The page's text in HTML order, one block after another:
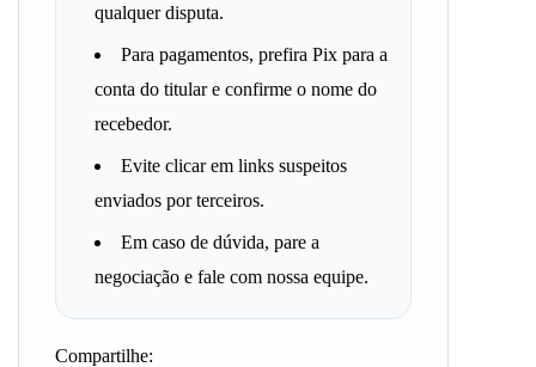
qualquer disputa.
Para pagamentos, prefira Pix para a
conta do titular e confirme o nome do
recebedor.
Evite clicar em links suspeitos
enviados por terceiros.
Em caso de dúvida, pare a
negociação e fale com nossa equipe.
Compartilhe: